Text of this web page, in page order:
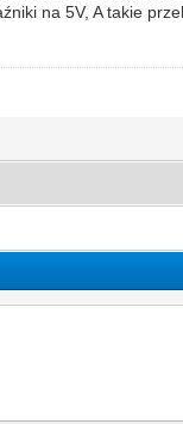
na 5V, A takie